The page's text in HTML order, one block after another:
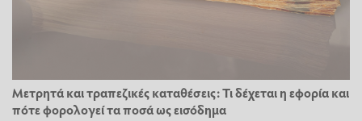
Μετρητά και τραπεζικές καταθέσεις: Τι δέχεται η εφορία και
πότε φορολογεί τα ποσά ως εισόδημα